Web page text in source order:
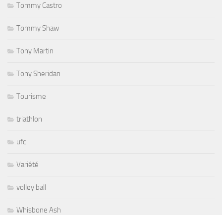
Tommy Castro
Tommy Shaw
Tony Martin
Tony Sheridan
Tourisme
triathlon
ufc
Variété
volley ball
Whisbone Ash